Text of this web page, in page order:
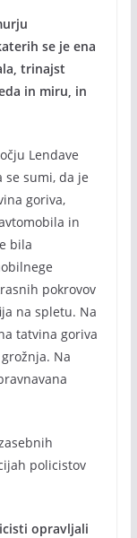
se je ena
trinajst
in miru, in
Lendave
se sumi, da je
goriva,
in
bila
pokrovov
na spletu. Na
tatvina goriva
Na
policistov
opravljali